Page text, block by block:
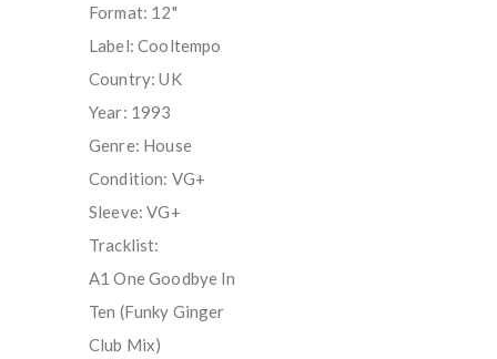
Format: 12"
Label: Cooltempo
Country: UK
Year: 1993
Genre: House
Condition: VG+
Sleeve: VG+
Tracklist:
A1 One Goodbye In
Ten (Funky Ginger
Club Mix)